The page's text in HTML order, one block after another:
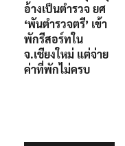
อ้างเป็นตำรวจ ยศ
‘พันตำรวจตรี’ เข้า
พักรีสอร์ทใน
จ.เชียงใหม่ แต่จ่าย
ค่าที่พักไม่ครบ